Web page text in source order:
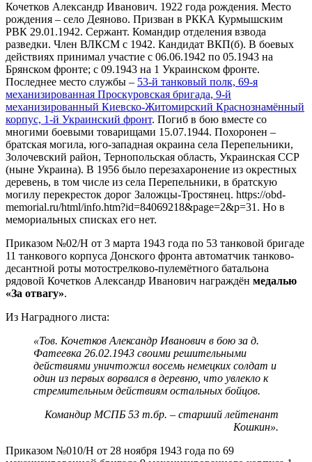
Кочетков Александр Иванович. 1922 года рождения. Место
рождения – село Деяново. Призван в РККА Курмышским
РВК 29.01.1942. Сержант. Командир отделения взвода
разведки. Член ВЛКСМ с 1942. Кандидат ВКП(б). В боевых
действиях принимал участие с 06.06.1942 по 05.1943 на
Брянском фронте; с 09.1943 на 1 Украинском фронте.
Последнее место службы – 53-й танковый полк, 69-я
механизированная Проскуровская бригада, 9-й
механизированный Киевско-Житомирский Краснознамённый
корпус, 1-й Украинский фронт. Погиб в бою вместе со
многими боевыми товарищами 15.07.1944. Похоронен –
братская могила, юго-западная окраина села Перепельники,
Золочевский район, Тернопольская область, Украинская ССР
(ныне Украина). В 1956 было перезахаронение из окрестных
деревень, в том числе из села Перепельники, в братскую
могилу перекресток дорог Заложцы-Тростянец. https://obd-
memorial.ru/html/info.htm?id=84069218&page=2&p=31. Но в
мемориальных списках его нет.
Приказом №02/Н от 3 марта 1943 года по 53 танковой бригаде
11 танкового корпуса Донского фронта автоматчик танково-
десантной роты мотострелково-пулемётного батальона
рядовой Кочетков Александр Иванович награждён медалью
«За отвагу».
Из Наградного листа:
«Тов. Кочетков Александр Иванович в бою за д.
Фатеевка 26.02.1943 своими решительными
действиями уничтожил восемь немецких солдат и
один из первых ворвался в деревню, что увлекло к
стремительным действиям остальных бойцов.
Командир МСПБ 53 т.бр. – старший лейтенант
Кошкин».
Приказом №010/Н от 28 ноября 1943 года по 69